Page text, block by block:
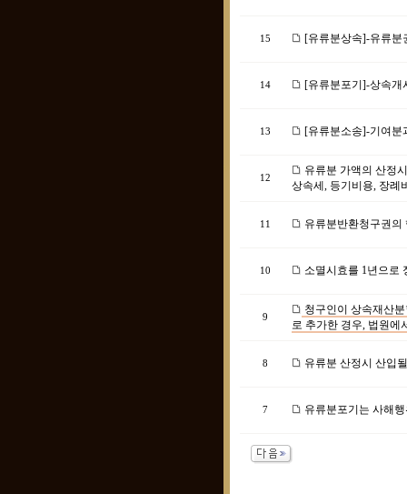
15 [유류분상속]-유류분
14 [유류분포기]-상속개
13 [유류분소송]-기여분
12
유류분 가액의 산정
상속세, 등기비용, 장례
11 유류분반환청구권의
10 소멸시효를 1년으로
9
청구인이 상속재산
로 추가한 경우, 법원에
8 유류분 산정시 산입
7 유류분포기는 사해